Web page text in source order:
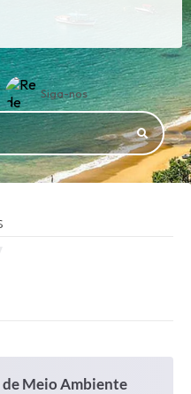
Siga-nos
Meio Ambiente